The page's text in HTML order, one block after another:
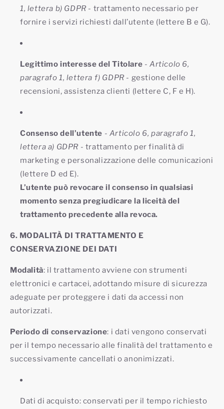
1, lettera b) GDPR - trattamento necessario per
fornire i servizi richiesti dall’utente (lettere B e G).
Legittimo interesse del Titolare -Articolo 6,
paragrafo 1, lettera f) GDPR - gestione delle
recensioni, assistenza clienti (lettere C, F e H).
Consenso dell’utente - Articolo 6, paragrafo 1,
lettera a) GDPR - trattamento per finalità di
marketing e personalizzazione delle comunicazioni
(lettere D ed E).
L’utente può revocare il consenso in qualsiasi
momento senza pregiudicare la liceità del
trattamento precedente alla revoca.
6. MODALITÀ DI TRATTAMENTO E
CONSERVAZIONE DEI DATI
Modalità: il trattamento avviene con strumenti
elettronici e cartacei, adottando misure di sicurezza
adeguate per proteggere i dati da accessi non
autorizzati.
Periodo di conservazione: i dati vengono conservati
per il tempo necessario alle finalità del trattamento e
successivamente cancellati o anonimizzati.
Dati di acquisto: conservati per il tempo richiesto